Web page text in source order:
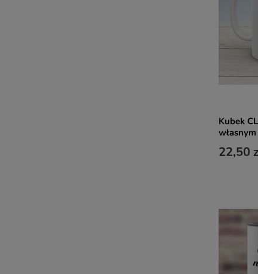
Kubek
22,50